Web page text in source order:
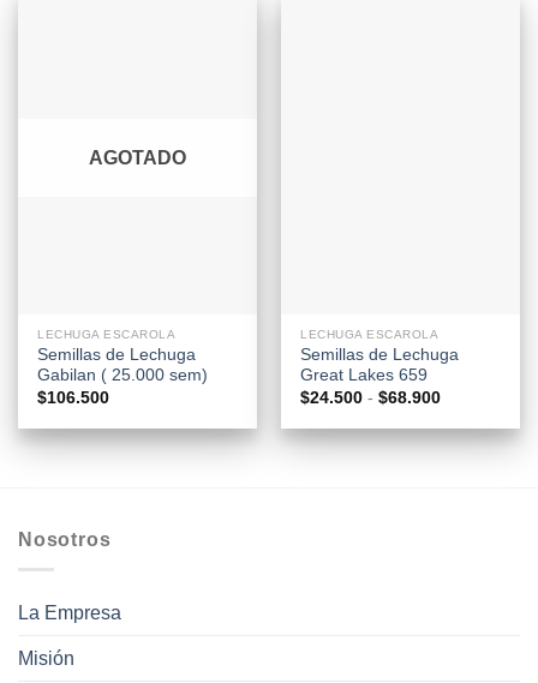
AGOTADO
LECHUGA ESCAROLA
Semillas de Lechuga
Gabilan ( 25.000 sem)
$106.500
LECHUGA ESCAROLA
Semillas de Lechuga
Great Lakes 659
$24.500 - $68.900Rango
precios:
desde
Nosotros
La Empresa
Misión